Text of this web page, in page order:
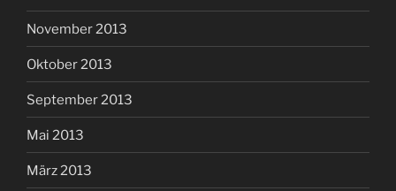
November 2013
Oktober 2013
September 2013
Mai 2013
März 2013